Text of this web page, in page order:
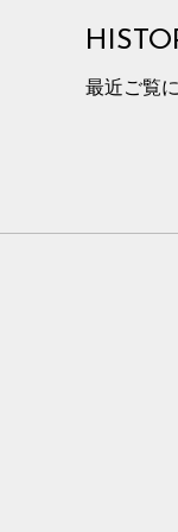
最近ご覧